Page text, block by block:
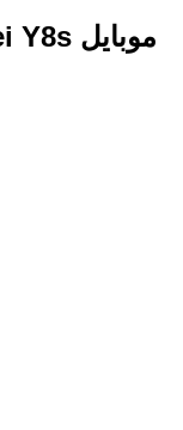
موبايل Huawei Y8s